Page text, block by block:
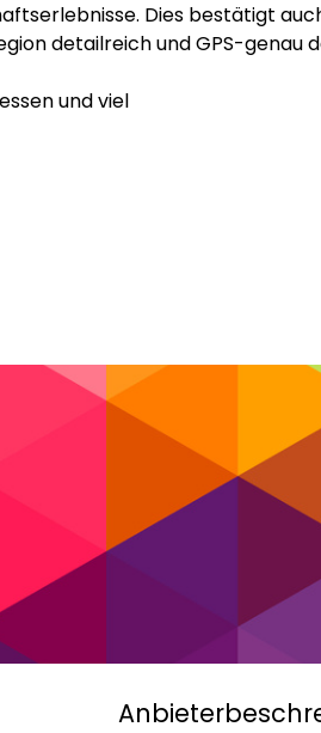
Dies bestätigt
detailreich und GPS-genau
und viel